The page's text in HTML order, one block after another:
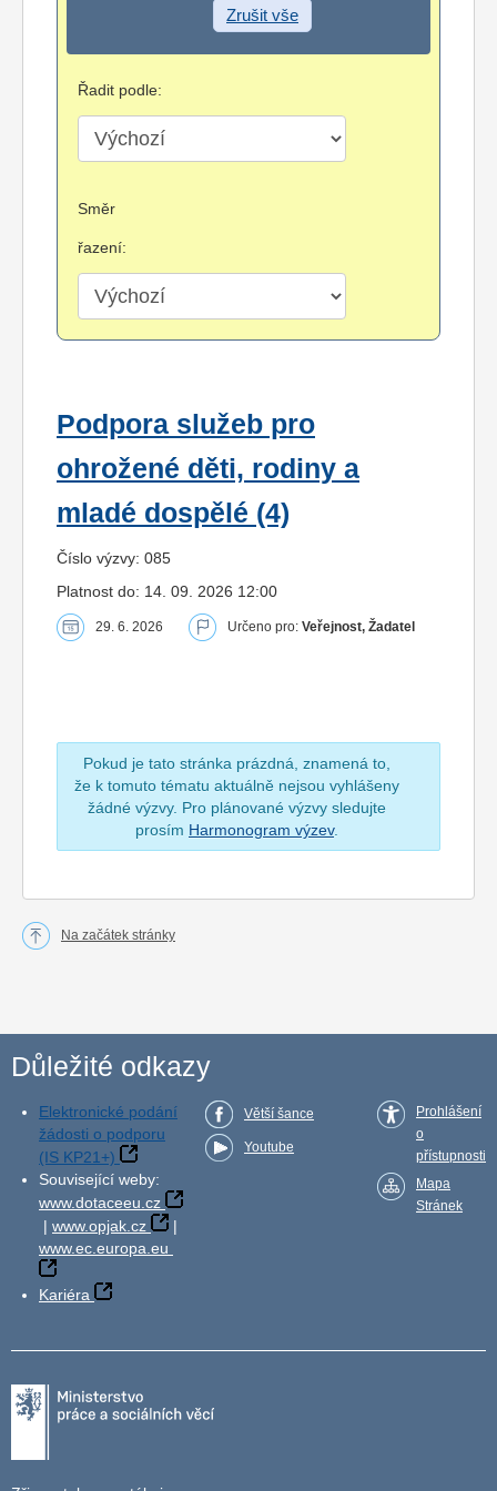
Zrušit vše
Řadit podle:
Směr
řazení:
Podpora služeb pro
ohrožené děti, rodiny a
mladé dospělé (4)
Číslo výzvy: 085
Platnost do: 14. 09. 2026 12:00
29. 6. 2026 Určeno pro: Veřejnost, Žadatel
Pokud je tato stránka prázdná, znamená to,
že k tomuto tématu aktuálně nejsou vyhlášeny
žádné výzvy. Pro plánované výzvy sledujte
prosím Harmonogram výzev.
Na začátek stránky
Důležité odkazy
Elektronické podání
žádosti o podporu
(IS KP21+)
Související weby:
www.dotaceeu.cz
| www.opjak.cz
|
www.ec.europa.eu
Kariéra
Větší šance
Youtube
Prohlášení
o
přístupnosti
Mapa
Stránek